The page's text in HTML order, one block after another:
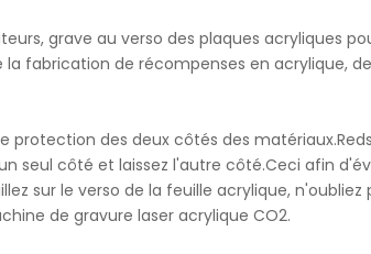
grave au verso des plaques acryliques
fabrication de récompenses en acrylique, de
protection des deux côtés des
seul côté et laissez l'autre côté.Ceci afin
sur le verso de la feuille acrylique, n'oubliez
de gravure laser acrylique CO2.